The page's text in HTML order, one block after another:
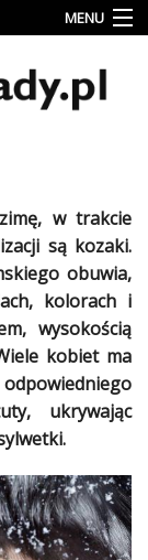
MENU
w trakcie
są kozaki.
obuwia,
kolorach i
wysokością
kobietma
ukrywając
.